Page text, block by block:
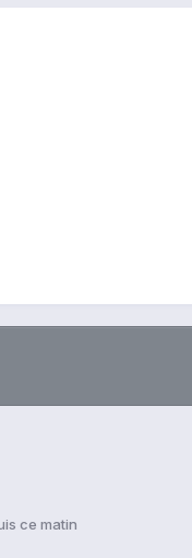
ce matin